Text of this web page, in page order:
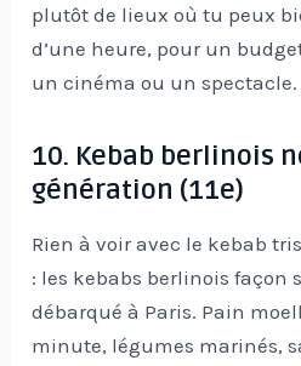
plutôt de lieux où tu peux
d’une heure, pour un
un cinéma ou un spectacle.
10. Kebab berlinois
génération (11e)
Rien à voir avec le kebab
: les kebabs berlinois façon
débarqué à Paris. Pain
minute, légumes marinés,